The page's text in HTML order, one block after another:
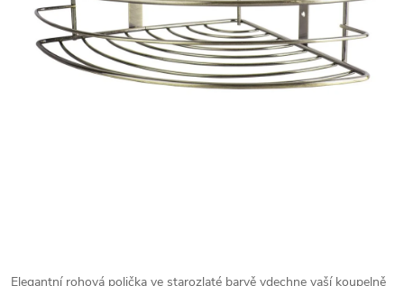
Elegantní rohová polička ve starozlaté barvě vdechne vaší koupelně